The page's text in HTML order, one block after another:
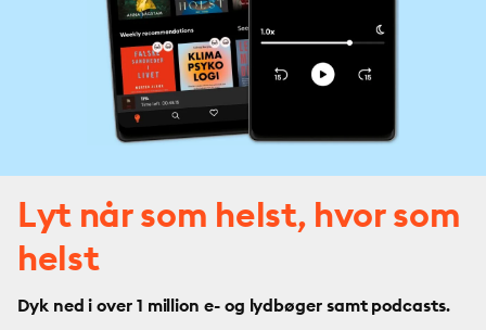
Lyt når som helst, hvor som
helst
Dyk ned i over 1 million e- og lydbøger samt podcasts.